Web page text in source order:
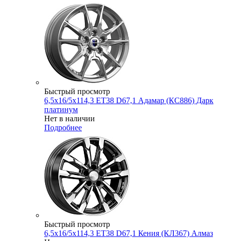
Быстрый просмотр
6,5x16/5x114,3 ET38 D67,1 Адамар (КС886) Дарк
платинум
Нет в наличии
Подробнее
Быстрый просмотр
6,5x16/5x114,3 ET38 D67,1 Кения (КЛ367) Алмаз